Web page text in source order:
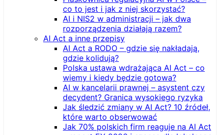
co to jest i jak z niej skorzystać?
AI i NIS2 w administracji – jak dwa
rozporządzenia działają razem?
AI Act a inne przepisy
AI Act a RODO – gdzie się nakładają,
gdzie kolidują?
Polska ustawa wdrażająca AI Act – co
wiemy i kiedy będzie gotowa?
AI w kancelarii prawnej – asystent czy
decydent? Granica wysokiego ryzyka
Jak śledzić zmiany w AI Act? 10 źródeł,
które warto obserwować
Jak 70% polskich firm reaguje na AI Act